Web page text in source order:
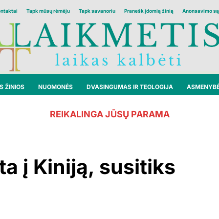
Tapk mūsų rėmėju Tapk savanoriu Pranešk įdomią žinią Anonsavimo
ŽINIOS NUOMONĖS DVASINGUMAS IR TEOLOGIJA
REIKALINGA JŪSŲ PARAMA
į Kiniją, susitiks